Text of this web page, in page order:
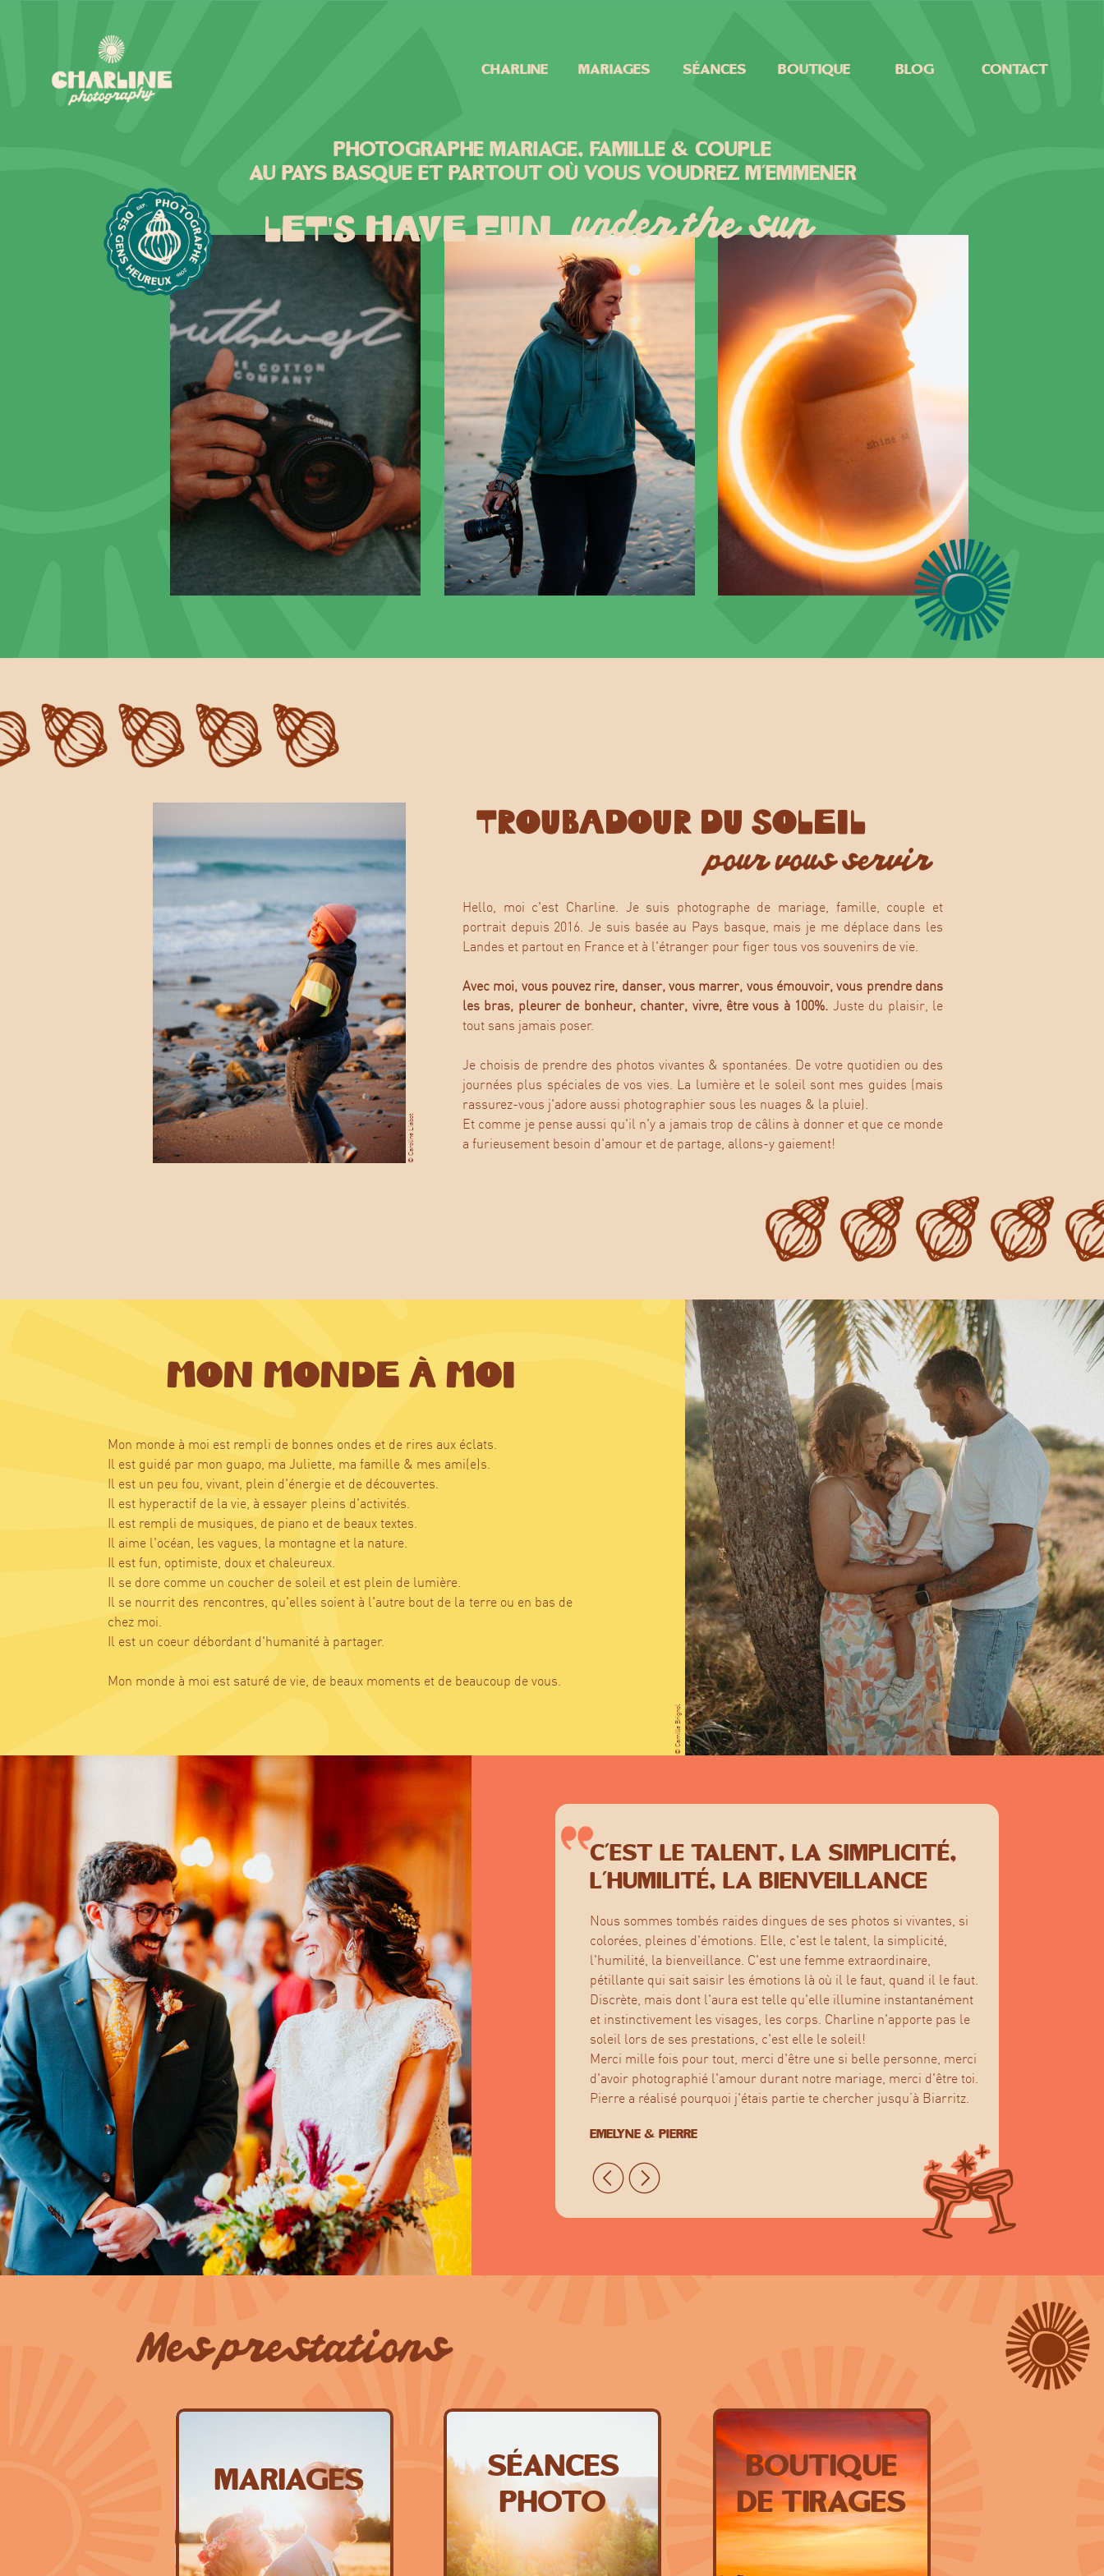
Contact
Blog
Boutique
Séances
Mariages
Charline
Photographe mariage, famille & couple
au pays basque et partout où vous voudrez m'emmener
LET'S HAVE FUN under the sun
© Caroline Liabot
Hello, moi c'est Charline. Je suis photographe de mariage, famille, couple et
portrait depuis 2016. Je suis basée au Pays basque, mais je me déplace dans les
Landes et partout en France et à l'étranger pour figer tous vos souvenirs de vie.
Avec moi, vous pouvez rire, danser, vous marrer, vous émouvoir, vous prendre dans
les bras, pleurer de bonheur, chanter, vivre, être vous à 100%. Juste du plaisir, le
tout sans jamais poser.
Je choisis de prendre des photos vivantes & spontanées. De votre quotidien ou des
journées plus spéciales de vos vies. La lumière et le soleil sont mes guides (mais
rassurez-vous j'adore aussi photographier sous les nuages & la pluie).
Et comme je pense aussi qu'il n'y a jamais trop de câlins à donner et que ce monde
a furieusement besoin d'amour et de partage, allons-y gaiement!
pour vous servir
TROUBADOUR DU SOLEIL
© Camille Brignol
Mon monde à moi est rempli de bonnes ondes et de rires aux éclats.
Il est guidé par mon guapo, ma Juliette, ma famille & mes ami(e)s.
Il est un peu fou, vivant, plein d'énergie et de découvertes.
Il est hyperactif de la vie, à essayer pleins d'activités.
Il est rempli de musiques, de piano et de beaux textes.
Il aime l'océan, les vagues, la montagne et la nature.
Il est fun, optimiste, doux et chaleureux.
Il se dore comme un coucher de soleil et est plein de lumière.
Il se nourrit des rencontres, qu'elles soient à l'autre bout de la terre ou en bas de
chez moi.
Il est un coeur débordant d'humanité à partager.
Mon monde à moi est saturé de vie, de beaux moments et de beaucoup de vous.
MON MONDE À MOI
Emelyne & Pierre
Nous sommes tombés raides dingues de ses photos si vivantes, si
colorées, pleines d'émotions. Elle, c'est le talent, la simplicité,
l'humilité, la bienveillance. C'est une femme extraordinaire,
pétillante qui sait saisir les émotions là où il le faut, quand il le faut.
Discrète, mais dont l'aura est telle qu'elle illumine instantanément
et instinctivement les visages, les corps. Charline n'apporte pas le
soleil lors de ses prestations, c'est elle le soleil!
Merci mille fois pour tout, merci d'être une si belle personne, merci
d'avoir photographié l'amour durant notre mariage, merci d'être toi.
Pierre a réalisé pourquoi j'étais partie te chercher jusqu’à Biarritz.
c'est le talent, la simplicité,
l'humilité, la bienveillance
Boutique
de tirages
Séances
photo
Mariages
Mes prestations